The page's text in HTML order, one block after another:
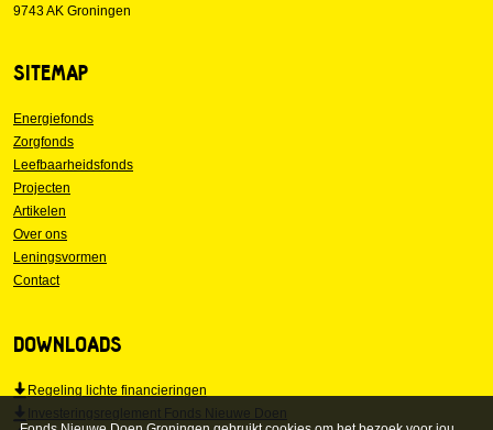
SITEMAP
Energiefonds
Zorgfonds
Leefbaarheidsfonds
Projecten
Artikelen
Over ons
Leningsvormen
Contact
DOWNLOADS
Regeling lichte financieringen
Investeringsreglement Fonds Nieuwe Doen
9743 AK Groningen